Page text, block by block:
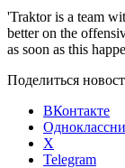
'Traktor is a team
better on the
as soon as this
Поделиться
ВКонтакте
X
Telegram